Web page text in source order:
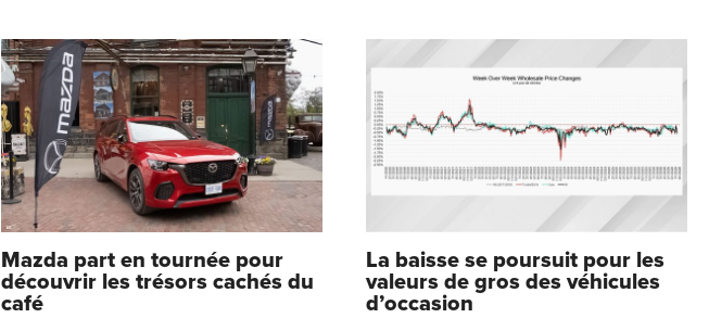
Mazda part en tournée pour
découvrir les trésors cachés du
café
La baisse se poursuit pour les
valeurs de gros des véhicules
d’occasion